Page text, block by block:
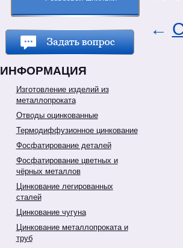
ИНФОРМАЦИЯ
Изготовление изделий из
металлопроката
Отводы оцинкованные
Термодиффузионное цинкование
Фосфатирование деталей
Фосфатирование цветных и
чёрных металлов
Цинкование легированных
сталей
Цинкование чугуна
Цинкование металлопроката и
труб
←